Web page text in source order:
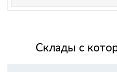
Склады с